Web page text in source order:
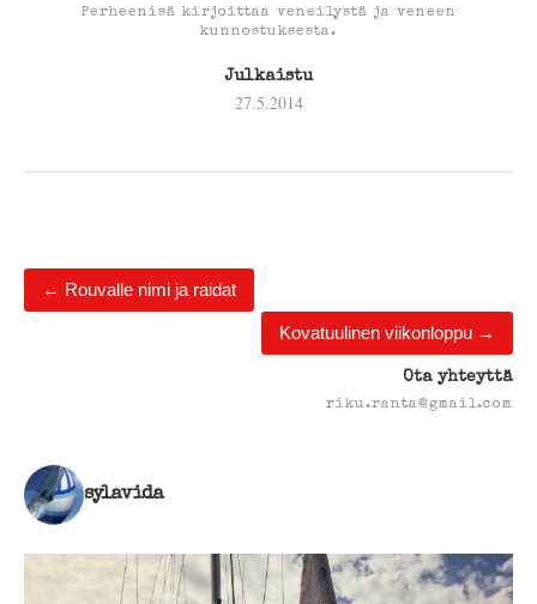
Perheenisä kirjoittaa veneilystä ja veneen
kunnostuksesta.
Julkaistu
27.5.2014
← Rouvalle nimi ja raidat
Kovatuulinen viikonloppu →
Ota yhteyttä
riku.ranta@gmail.com
sylavida